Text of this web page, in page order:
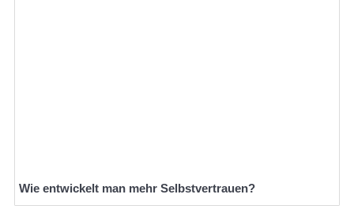
Wie entwickelt man mehr Selbstvertrauen?